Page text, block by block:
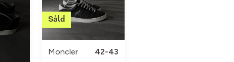
Moncler
42-43